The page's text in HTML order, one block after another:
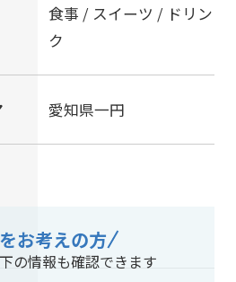
食事 / スイーツ / ドリン
ク
愛知県一円
お考えの方
の情報も確認できます